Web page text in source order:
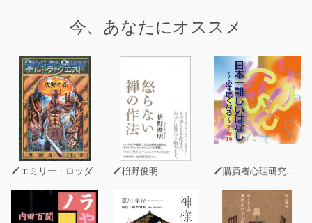
■熟語を例文で覚えるから定着する
えても真の英語力アップにはつながりませんし、テストが
終わればすぐ忘れてしまいます。そこで『新ユメジュク』
では、「例文（日本語）→例文（英語）」の順に音声を収
録しました。例文で熟語を覚えていくことで、熟語の「使
われ方」に意識的になり、定着度が上がります。
■文法・英作文・英会話にも効果アリ
ようになり、文を構造で理解する力が付きます。またさま
ざな例文に触れることで豊かな表現力が養われ、英作文や
今、あなたにオススメ
エミリー・ロッダ 枡野俊明 購買者心理研究所 株式会社モデンナ 顧問 青木幹和